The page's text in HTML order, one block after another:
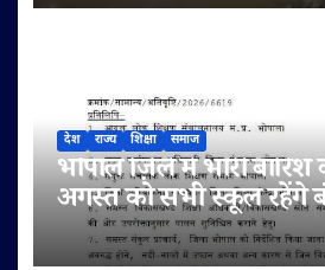
देश राज्य शिक्षा समाज
भोपाल ज़िले में भारी
अगस्त को सभी स्कूल रहेंगे